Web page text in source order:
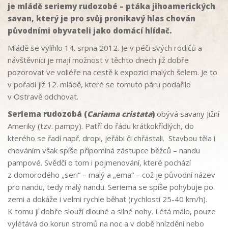
je mládě seriemy rudozobé – ptáka jihoamerických
savan, který je pro svůj pronikavý hlas chován
původními obyvateli jako domácí hlídač.
Mládě se vylíhlo 14. srpna 2012. Je v péči svých rodičů a
návštěvníci je mají možnost v těchto dnech již dobře
pozorovat ve voliéře na cestě k expozici malých šelem. Je to
v pořadí již 12. mládě, které se tomuto páru podařilo
v Ostravě odchovat.
Seriema rudozobá (Cariama cristata) obývá savany Jižní
Ameriky (tzv. pampy). Patří do řádu krátkokřídlých, do
kterého se řadí např. dropi, jeřábi či chřástali. Stavbou těla i
chováním však spíše připomíná zástupce běžců – nandu
pampové. Svědčí o tom i pojmenování, které pochází
z domorodého „seri“ – malý a „ema“ – což je původní název
pro nandu, tedy malý nandu. Seriema se spíše pohybuje po
zemi a dokáže i velmi rychle běhat (rychlostí 25-40 km/h).
K tomu jí dobře slouží dlouhé a silné nohy. Létá málo, pouze
vylétává do korun stromů na noc a v době hnízdění nebo